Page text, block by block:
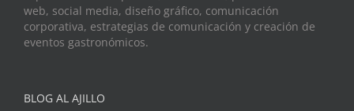
web, social media, diseño gráfico, comunicación
corporativa, estrategias de comunicación y creación de
eventos gastronómicos.
BLOG AL AJILLO